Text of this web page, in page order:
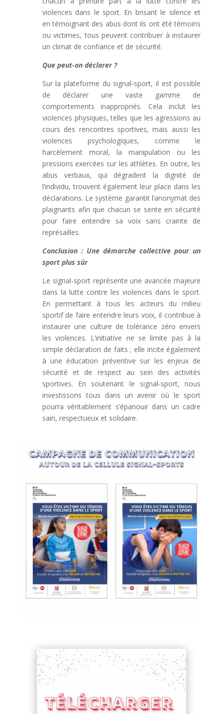
violences dans le sport. En brisant le silence et
en témoignant des abus dont ils ont été témoins
ou victimes, tous peuvent contribuer à instaurer
un climat de confiance et de sécurité.
Que peut-on déclarer ?
Sur la plateforme du signal-sport, il est possible
de déclarer une vaste gamme de
comportements inappropriés. Cela inclut les
violences physiques, telles que les agressions au
cours des rencontres sportives, mais aussi les
violences psychologiques, comme le
harcèlement moral, la manipulation ou les
pressions exercées sur les athlètes. En outre, les
abus verbaux, qui dégradent la dignité de
l’individu, trouvent également leur place dans les
déclarations. Le système garantit l’anonymat des
plaignants afin que chacun se sente en sécurité
pour faire entendre sa voix sans crainte de
représailles.
Conclusion : Une démarche collective pour un
sport plus sûr
Le signal-sport représente une avancée majeure
dans la lutte contre les violences dans le sport.
En permettant à tous les acteurs du milieu
sportif de faire entendre leurs voix, il contribue à
instaurer une culture de tolérance zéro envers
les violences. L’initiative ne se limite pas à la
simple déclaration de faits ; elle incite également
à une éducation préventive sur les enjeux de
sécurité et de respect au sein des activités
sportives. En soutenant le signal-sport, nous
investissons tous dans un avenir où le sport
pourra véritablement s’épanouir dans un cadre
sain, respectueux et solidaire.